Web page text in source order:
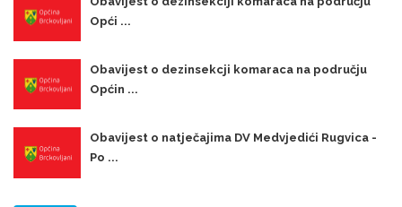
Opći ...
Obavijest o dezinsekcji komaraca na području
Općin ...
Obavijest o natječajima DV Medvjedići Rugvica -
Po ...